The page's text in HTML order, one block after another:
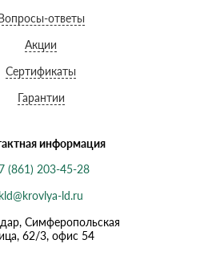
ответы
Акции
Сертификаты
Гарантии
информация
(861) 203-45-28
kld@krovlya-ld.ru
Симферопольская
62/3, офис 54